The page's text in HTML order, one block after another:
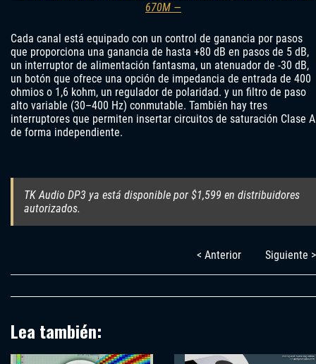
670M —
Cada canal está equipado con un control de ganancia por pasos
que proporciona una ganancia de hasta +80 dB en pasos de 5 dB,
un interruptor de alimentación fantasma, un atenuador de -30 dB,
un botón que ofrece una opción de impedancia de entrada de 400
ohmios o 1,6 kohm, un regulador de polaridad. y un filtro de paso
alto variable (30–400 Hz) conmutable. También hay tres
interruptores que permiten insertar circuitos de saturación Clase A
de forma independiente.
TK Audio DP3 ya está disponible por $1,599 en distribuidores
autorizados.
< Anterior Siguiente >
Lea también: